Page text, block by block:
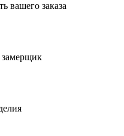
вашего заказа